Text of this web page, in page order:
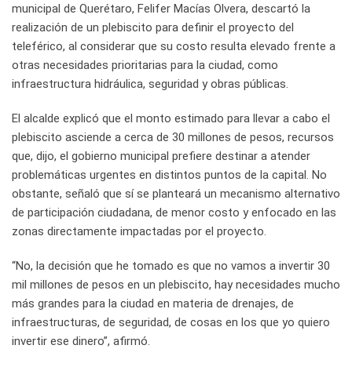
municipal de Querétaro, Felifer Macías Olvera, descartó la
realización de un plebiscito para definir el proyecto del
teleférico, al considerar que su costo resulta elevado frente a
otras necesidades prioritarias para la ciudad, como
infraestructura hidráulica, seguridad y obras públicas.
El alcalde explicó que el monto estimado para llevar a cabo el
plebiscito asciende a cerca de 30 millones de pesos, recursos
que, dijo, el gobierno municipal prefiere destinar a atender
problemáticas urgentes en distintos puntos de la capital. No
obstante, señaló que sí se planteará un mecanismo alternativo
de participación ciudadana, de menor costo y enfocado en las
zonas directamente impactadas por el proyecto.
“No, la decisión que he tomado es que no vamos a invertir 30
mil millones de pesos en un plebiscito, hay necesidades mucho
más grandes para la ciudad en materia de drenajes, de
infraestructuras, de seguridad, de cosas en los que yo quiero
invertir ese dinero”, afirmó.